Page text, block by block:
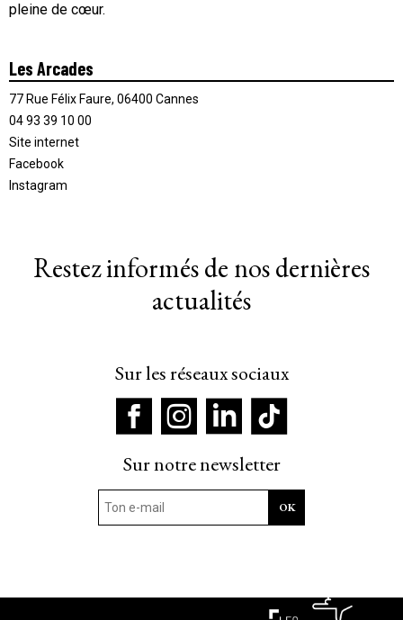
pleine de cœur.
Les Arcades
77 Rue Félix Faure, 06400 Cannes
04 93 39 10 00
Site internet
Facebook
Instagram
Restez informés de nos dernières
actualités
Sur les réseaux sociaux
Sur notre newsletter